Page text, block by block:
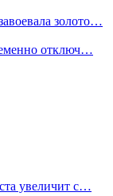
золото…
отключ…
увеличит с…